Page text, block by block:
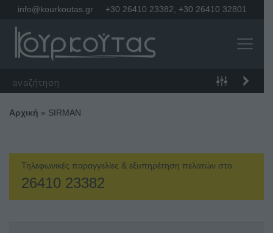
info@kourkoutas.gr +30 26410 23382 +30 26410 32801
Αρχική » SIRMAN
Τηλεφωνικές παραγγελίες & εξυπηρέτηση πελατών στο
26410 23382